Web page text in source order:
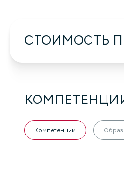
СТОИМОСТЬ
Компетенции